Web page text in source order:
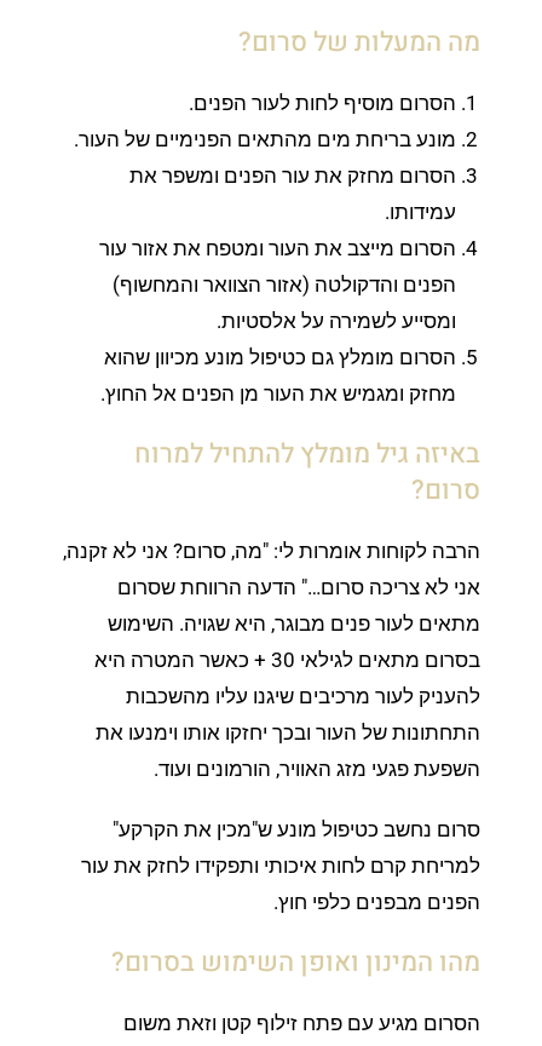
מה המעלות של סרום?
הסרום מוסיף לחות לעור הפנים.
מונע בריחת מים מהתאים הפנימיים של העור.
הסרום מחזק את עור הפנים ומשפר את
עמידותו.
הסרום מייצב את העור ומטפח את אזור עור
הפנים והדקולטה (אזור הצוואר והמחשוף)
ומסייע לשמירה על אלסטיות.
הסרום מומלץ גם כטיפול מונע מכיוון שהוא
מחזק ומגמיש את העור מן הפנים אל החוץ.
באיזה גיל מומלץ להתחיל למרוח
סרום?
הרבה לקוחות אומרות לי: "מה, סרום? אני לא זקנה,
אני לא צריכה סרום…" הדעה הרווחת שסרום
מתאים לעור פנים מבוגר, היא שגויה. השימוש
בסרום מתאים לגילאי 30 + כאשר המטרה היא
להעניק לעור מרכיבים שיגנו עליו מהשכבות
התחתונות של העור ובכך יחזקו אותו וימנעו את
השפעת פגעי מזג האוויר, הורמונים ועוד.
סרום נחשב כטיפול מונע ש"מכין את הקרקע"
למריחת קרם לחות איכותי ותפקידו לחזק את עור
הפנים מבפנים כלפי חוץ.
מהו המינון ואופן השימוש בסרום?
הסרום מגיע עם פתח זילוף קטן וזאת משום